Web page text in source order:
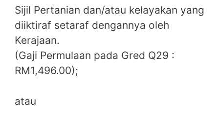
Sijil Pertanian dan/atau kelayakan yang
diiktiraf setaraf dengannya oleh
Kerajaan.
(Gaji Permulaan pada Gred Q29 :
RM1,496.00);
atau